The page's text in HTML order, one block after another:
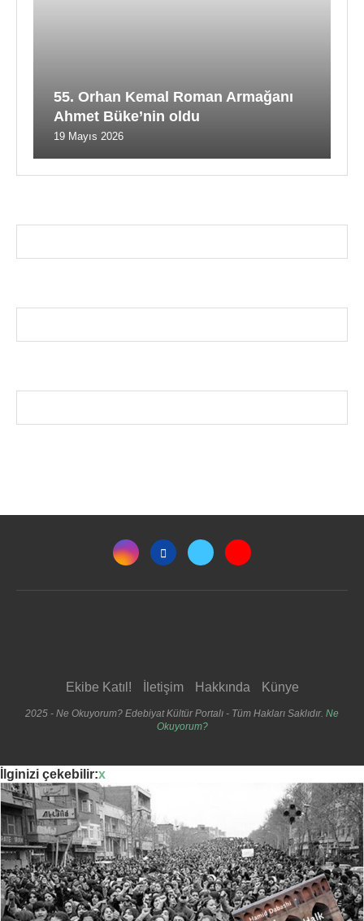
55. Orhan Kemal Roman Armağanı
Ahmet Büke’nin oldu
19 Mayıs 2026
Ekibe Katıl! İletişim Hakkında Künye
2025 - Ne Okuyorum? Edebiyat Kültür Portalı - Tüm Hakları Saklıdır. Ne
Okuyorum?
İlginizi çekebilir:x